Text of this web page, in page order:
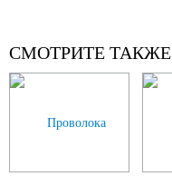
СМОТРИТЕ ТАКЖЕ